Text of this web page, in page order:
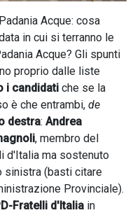
Acque: cosa
in cui si terranno le
Acque? Gli spunti
proprio dalle liste
i candidati che se la
è che entrambi, de
destra: Andrea
, membro del
d'Italia ma sostenuto
sinistra (basti citare
Provinciale).
Fratelli d'Italia in